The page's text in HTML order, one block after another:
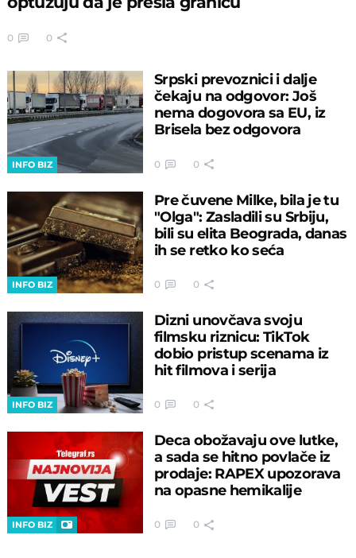
0 0
INFO BIZ
Srpski prevoznici i dalje
čekaju na odgovor: Još
nema dogovora sa EU, iz
Brisela bez odgovora
0 0
INFO BIZ
Pre čuvene Milke, bila je tu
"Olga": Zasladili su Srbiju,
bili su elita Beograda, danas
ih se retko ko seća
0 0
INFO BIZ
Dizni unovčava svoju
filmsku riznicu: TikTok
dobio pristup scenama iz
hit filmova i serija
0 0
INFO BIZ
Deca obožavaju ove lutke,
a sada se hitno povlače iz
prodaje: RAPEX upozorava
na opasne hemikalije
0 0